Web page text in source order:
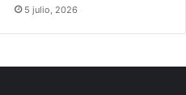
5 julio, 2026